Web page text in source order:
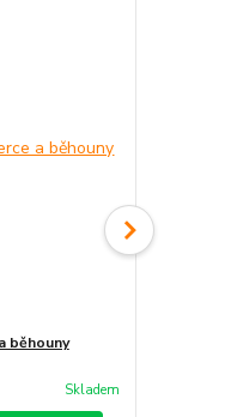
běhouny
Skladem